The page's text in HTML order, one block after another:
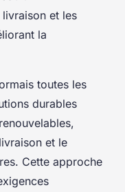
et les
la
toutes les
durables
et le
Cette approche